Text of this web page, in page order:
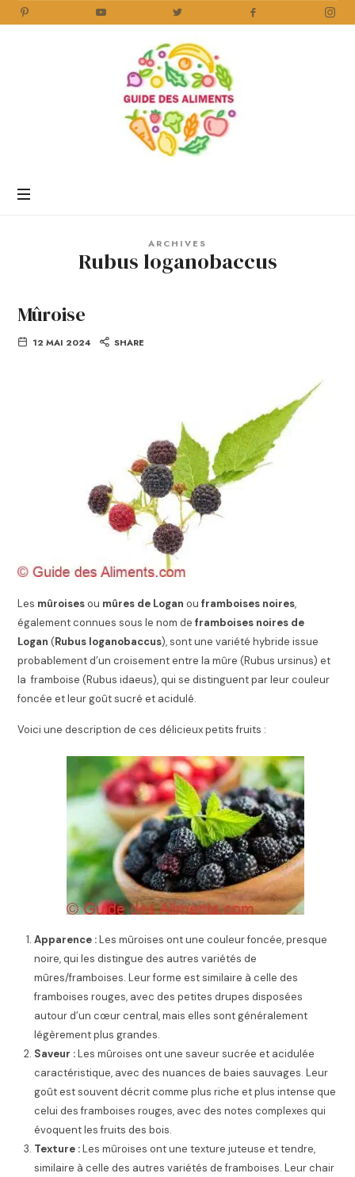
Aliments
ARCHIVES
Rubus loganobaccus
Mûroise
12 MAI 2024 SHARE
Les mûroisesou mûres de Logan ouframboises noires,
également connues sous le nom deframboises noires de
Logan (Rubus loganobaccus), sont une variété hybride issue
probablement d’un croisement entre la mûre (Rubus ursinus) et
la framboise (Rubus idaeus), qui se distinguent par leur couleur
foncée et leur goût sucré et acidulé.
Voici une description de ces délicieux petits fruits :
Apparence :Les mûroises ont une couleur foncée, presque
noire, qui les distingue des autres variétés de
mûres/framboises. Leur forme est similaire à celle des
framboises rouges, avec des petites drupes disposées
autour d’un cœur central, mais elles sont généralement
légèrement plus grandes.
Saveur :Les mûroises ont une saveur sucrée et acidulée
caractéristique, avec des nuances de baies sauvages. Leur
goût est souvent décrit comme plus riche et plus intense que
celui des framboises rouges, avec des notes complexes qui
évoquent les fruits des bois.
Texture :Les mûroises ont une texture juteuse et tendre,
similaire à celle des autres variétés de framboises. Leur chair